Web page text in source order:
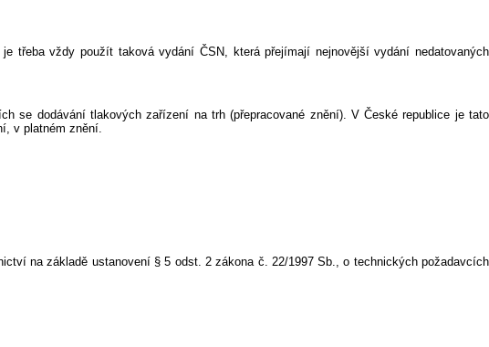
třeba vždy použít taková vydání ČSN, která přejímají nejnovější vydání nedatovaných
se dodávání tlakových zařízení na trh (přepracované znění). V České republice je tato
v platném znění.
na základě ustanovení § 5 odst. 2 zákona č. 22/1997 Sb., o technických požadavcích